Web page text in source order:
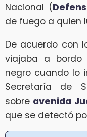
Nacional (
de fuego a quien
De acuerdo con
viajaba a bordo
negro cuando lo
Secretaría de
sobre avenida
que se detectó